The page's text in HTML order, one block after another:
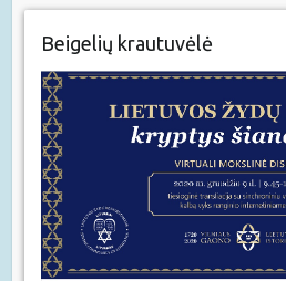
Beigelių krautuvėlė